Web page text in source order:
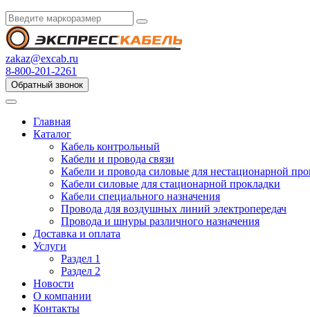
zakaz@excab.ru
8-800-201-2261
Обратный звонок
Главная
Каталог
Кабель контрольный
Кабели и провода связи
Кабели и провода силовые для нестационарной
Кабели силовые для стационарной прокладки
Кабели специального назначения
Провода для воздушных линий электропередач
Провода и шнуры различного назначения
Доставка и оплата
Услуги
Раздел 1
Раздел 2
Новости
О компании
Контакты